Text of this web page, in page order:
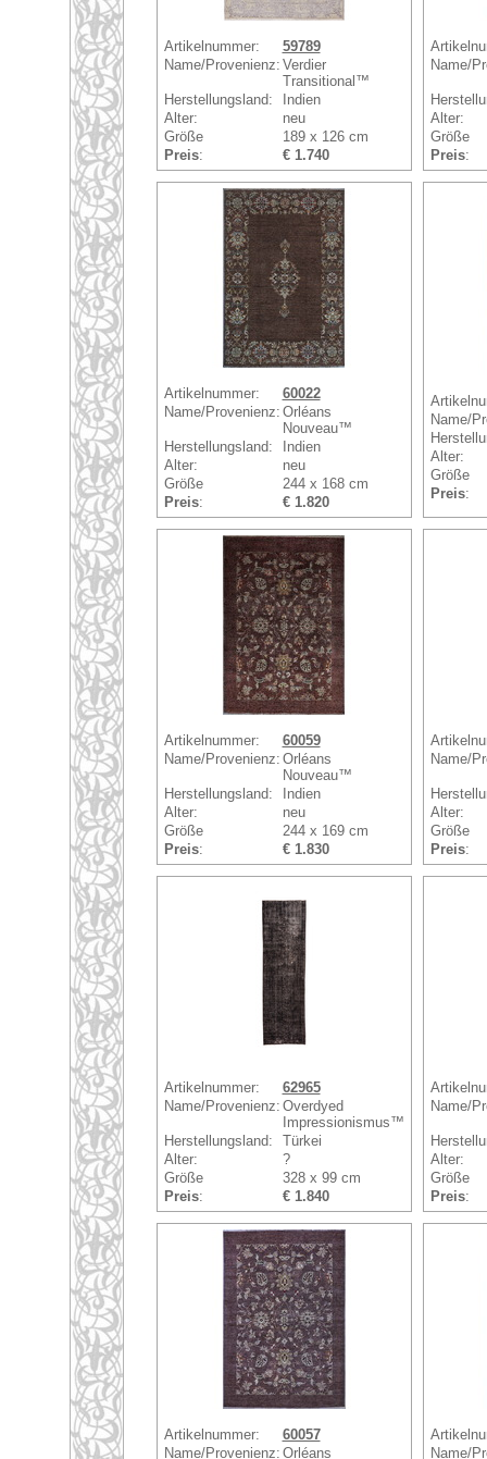
Artikelnummer:
59789
Name/Provenienz: Verdier
Transitional™
Herstellungsland:
Indien
Alter:
neu
Größe
189 x 126 cm
Preis: € 1.740
Name/
Alter:
Größe
Preis:
Artikelnummer:
60022
Name/Provenienz: Orléans
Nouveau™
Herstellungsland:
Indien
Alter:
neu
Größe
244 x 168 cm
Preis: € 1.820
Name/
Alter:
Größe
Preis:
Artikelnummer:
60059
Name/Provenienz: Orléans
Nouveau™
Herstellungsland:
Indien
Alter:
neu
Größe
244 x 169 cm
Preis: € 1.830
Name/
Alter:
Größe
Preis:
Artikelnummer:
62965
Name/Provenienz: Overdyed
Impressionismus™
Herstellungsland:
Türkei
Alter:
?
Größe
328 x 99 cm
Preis: € 1.840
Name/
Alter:
Größe
Preis:
Artikelnummer:
60057
Name/Provenienz: Orléans
Name/